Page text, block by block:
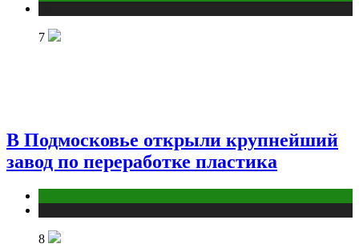
7
В Подмосковье открыли крупнейший
завод по переработке пластика
8